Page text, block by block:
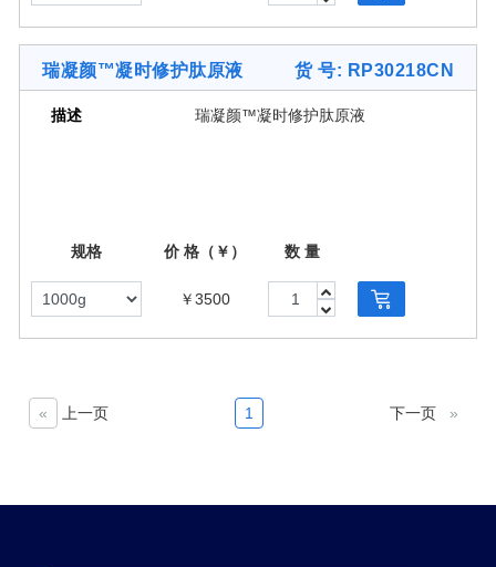
瑞凝颜™凝时修护肽原液 货 号: RP30218CN
描述 瑞凝颜™凝时修护肽原液
规格 价 格（￥） 数 量
￥3500
« 上一页 1 下一页 »